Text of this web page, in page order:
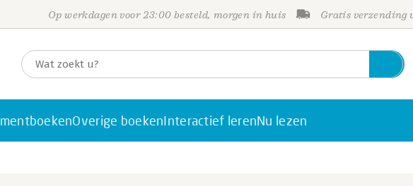
Op werkdagen voor 23:00 besteld, morgen in huis Gratis verzending
Overige boekenInteractief lerenNu lezen